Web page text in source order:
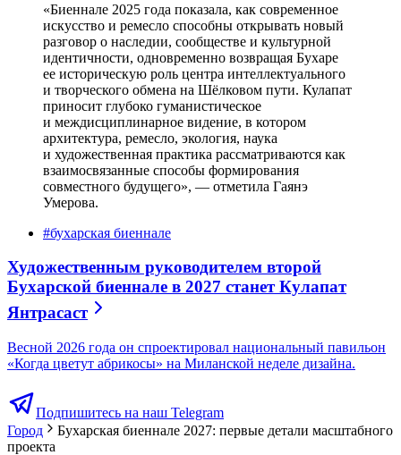
«Биеннале 2025 года показала, как современное
искусство и ремесло способны открывать новый
разговор о наследии, сообществе и культурной
идентичности, одновременно возвращая Бухаре
ее историческую роль центра интеллектуального
и творческого обмена на Шёлковом пути. Кулапат
приносит глубоко гуманистическое
и междисциплинарное видение, в котором
архитектура, ремесло, экология, наука
и художественная практика рассматриваются как
взаимосвязанные способы формирования
совместного будущего», — отметила Гаянэ
Умерова.
#бухарская биеннале
Художественным руководителем второй
Бухарской биеннале в 2027 станет Кулапат
Янтрасаст
Весной 2026 года он спроектировал национальный павильон
«Когда цветут абрикосы» на Миланской неделе дизайна.
Подпишитесь на наш Telegram
Город
Бухарская биеннале 2027: первые детали масштабного
проекта